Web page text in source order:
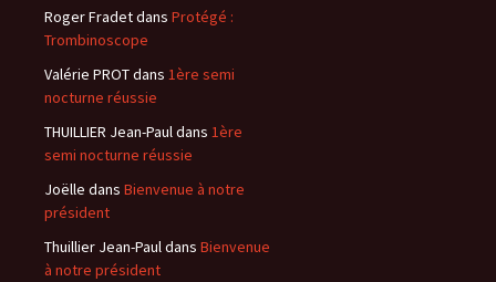
Roger Fradetdans Protégé :
Trombinoscope
Valérie PROTdans 1ère semi
nocturne réussie
THUILLIER Jean-Pauldans 1ère
semi nocturne réussie
Joëlle dans Bienvenue à notre
président
Thuillier Jean-Pauldans Bienvenue
à notre président